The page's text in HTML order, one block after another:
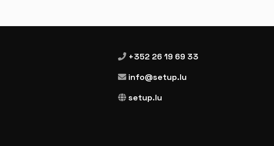
+352 26 19 69 33
info@setup.lu
setup.lu